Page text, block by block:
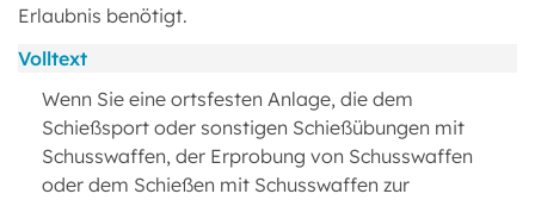
Erlaubnis benötigt.
Volltext
Wenn Sie eine ortsfesten Anlage, die dem
Schießsport oder sonstigen Schießübungen mit
Schusswaffen, der Erprobung von Schusswaffen
oder dem Schießen mit Schusswaffen zur